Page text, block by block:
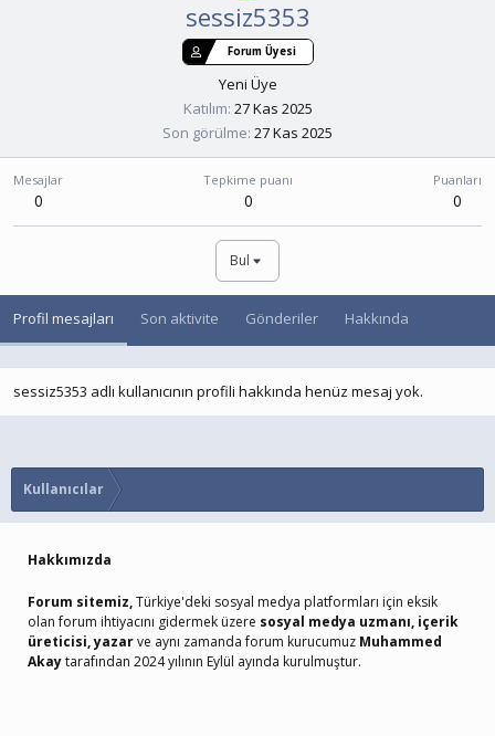
sessiz5353
Forum Üyesi
Yeni Üye
Katılım 27 Kas 2025
Son görülme 27 Kas 2025
Mesajlar
0
Tepkime puanı
0
Puanları
0
Bul
Profil mesajları Son aktivite Gönderiler Hakkında
sessiz5353 adlı kullanıcının profili hakkında henüz mesaj yok.
Kullanıcılar
Hakkımızda
Forum sitemiz,Türkiye'deki sosyal medya platformları için eksik
olan forum ihtiyacını gidermek üzere sosyal medya uzmanı, içerik
üreticisi, yazarve aynı zamanda forum kurucumuz Muhammed
Akaytarafından 2024 yılının Eylül ayında kurulmuştur.